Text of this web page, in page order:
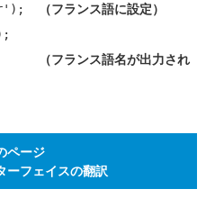
（フランス語に設定）
（フランス語名が出力され
ページ
ーフェイスの翻訳